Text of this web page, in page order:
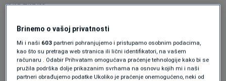
program.
Brinemo o vašoj privatnosti
Mi i naši 603 partneri pohranjujemo i pristupamo osobnim podacima,
kao što su pretraga web stranica ili lični identifikatori, na vašem
računaru . Odabir Prihvatam omogućava praćenje tehnologije kako bi se
pružila podrška dolje prikazanim svrhama na osnovu kojih mi i naši
partneri obrađujemo podatke Ukoliko je praćenje onemogućeno, neki od